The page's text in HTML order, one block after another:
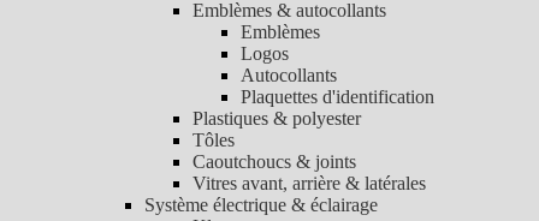
Emblèmes & autocollants
Emblèmes
Logos
Autocollants
Plaquettes d'identification
Plastiques & polyester
Tôles
Caoutchoucs & joints
Vitres avant, arrière & latérales
Système électrique & éclairage